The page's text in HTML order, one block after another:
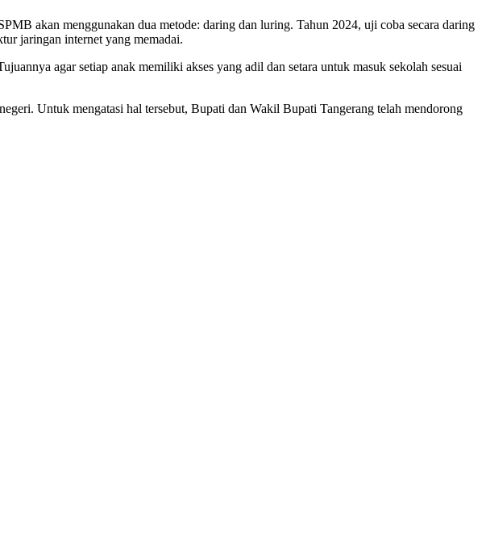
akan menggunakan dua metode: daring dan luring. Tahun 2024, uji coba secara daring
jaringan internet yang memadai.
agar setiap anak memiliki akses yang adil dan setara untuk masuk sekolah sesuai
Untuk mengatasi hal tersebut, Bupati dan Wakil Bupati Tangerang telah mendorong